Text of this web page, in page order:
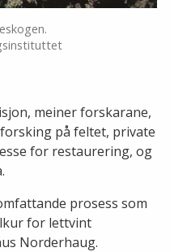
meiner forskarane,
på feltet, private
for restaurering, og
prosess som
for lettvint
Norderhaug.